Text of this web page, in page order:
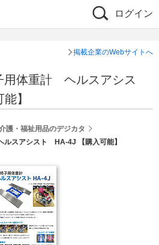
ログイン
掲載企業のWebサイトへ
体重計 ヘルスアシス
】
護・福祉用品のデジカタ
スアシスト HA-4J 【購入可能】